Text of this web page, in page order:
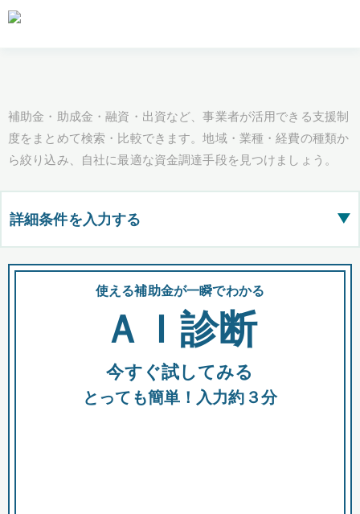
補助金・助成金・融資・出資など、事業者が活用できる支援制
度をまとめて検索・比較できます。地域・業種・経費の種類か
ら絞り込み、自社に最適な資金調達手段を見つけましょう。
詳細条件を入力する ▶
都道府県
全国の検索結果を含めて表示
助成金 融資 出資
使える補助金が一瞬でわかる
ＡＩ診断
今すぐ試してみる
とっても簡単！入力約３分